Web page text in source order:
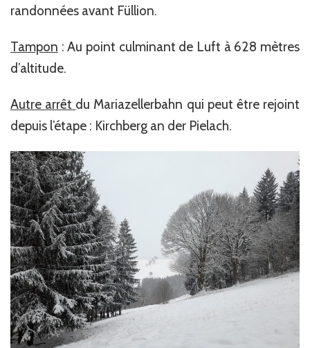
randonnées avant Füllion.
Tampon : Au point culminant de Luft à 628 mètres
d’altitude.
Autre arrêt du Mariazellerbahn qui peut être rejoint
depuis l’étape : Kirchberg an der Pielach.